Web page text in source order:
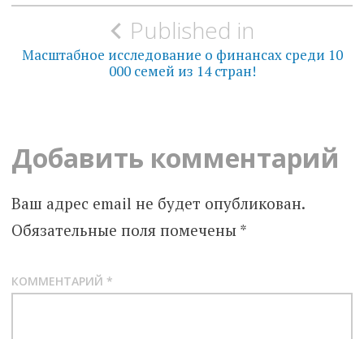
Навигация
по
записям
Published in
Масштабное исследование о финансах среди 10
000 семей из 14 стран!
Добавить комментарий
Ваш адрес email не будет опубликован.
Обязательные поля помечены *
КОММЕНТАРИЙ *